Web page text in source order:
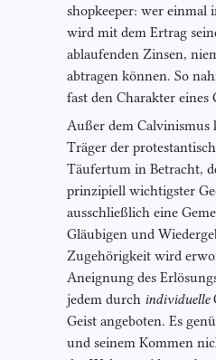
shopkeeper: wer einmal
wird mit dem Ertrag
ablaufenden Zinsen,
abtragen können. So
fast den Charakter eines
Außer dem Calvinismus
Träger der
Täufertum in Betracht,
prinzipiell wichtigster
ausschließlich eine
Gläubigen und
Zugehörigkeit wird
Aneignung des
jedem durch individuelle
Geist angeboten. Es
und seinem Kommen